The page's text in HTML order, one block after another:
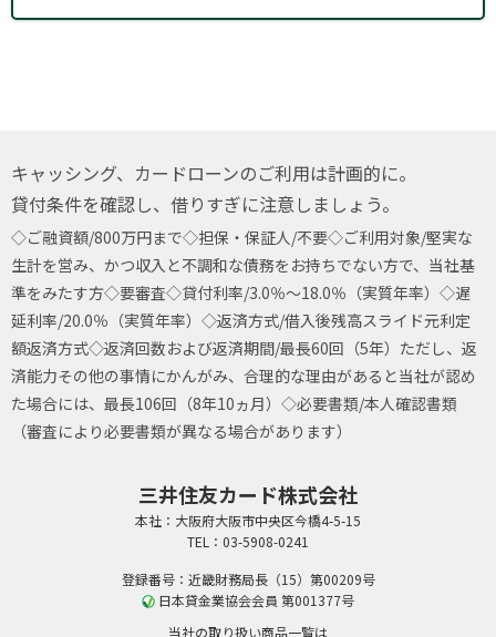
キャッシング、カードローンのご利用は計画的に。
貸付条件を確認し、借りすぎに注意しましょう。
◇ご融資額/800万円まで◇担保・保証人/不要◇ご利用対象/堅実な
生計を営み、かつ収入と不調和な債務をお持ちでない方で、当社基
準をみたす方◇要審査◇貸付利率/3.0％～18.0％（実質年率） ◇遅
延利率/20.0％（実質年率） ◇返済方式/借入後残高スライド元利定
額返済方式◇返済回数および返済期間/最長60回（5年）ただし、返
済能力その他の事情にかんがみ、合理的な理由があると当社が認め
た場合には、最長106回（8年10ヵ月） ◇必要書類/本人確認書類
（審査により必要書類が異なる場合があります）
三井住友カード株式会社
本社：大阪府大阪市中央区今橋4-5-15
TEL：03-5908-0241
登録番号：近畿財務局長（15）第00209号
日本貸金業協会会員 第001377号
当社の取り扱い商品一覧は